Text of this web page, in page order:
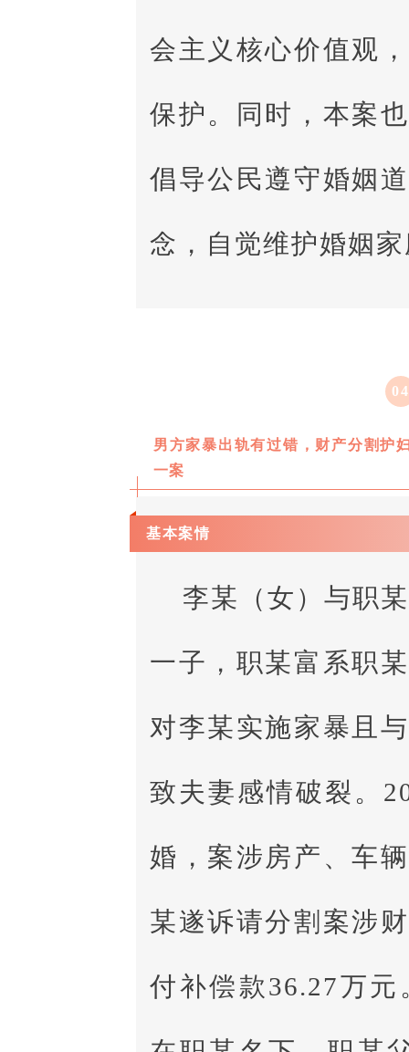
会主义核心价值观
保护。同时，本案
倡导公民遵守婚姻
念，自觉维护婚姻
04
男方家暴出轨有过错，财产分割
一案
基本案情
李某（女）与职
一子，职某富系职
对李某实施家暴且
致夫妻感情破裂。
婚，案涉房产、车
某遂诉请分割案涉
付补偿款36.27万